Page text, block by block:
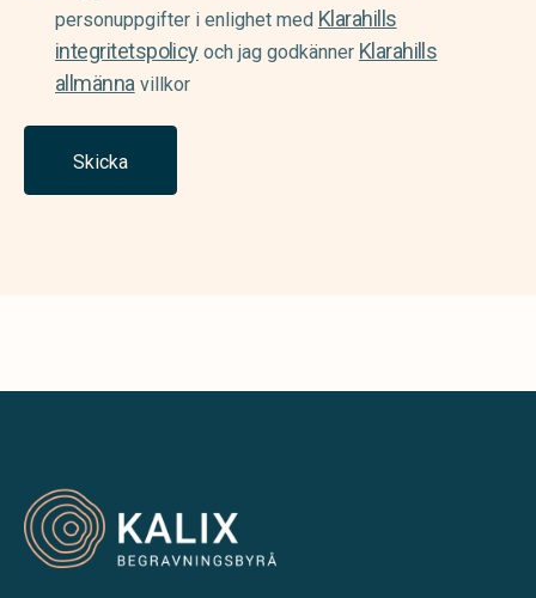
(Required)
personuppgifter i enlighet med Klarahills
integritetspolicyoch jag godkänner Klarahills
allmännavillkor
Skicka